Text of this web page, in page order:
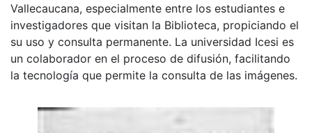
Vallecaucana, especialmente entre los estudiantes e
investigadores que visitan la Biblioteca, propiciando el
su uso y consulta permanente. La universidad Icesi es
un colaborador en el proceso de difusión, facilitando
la tecnología que permite la consulta de las imágenes.